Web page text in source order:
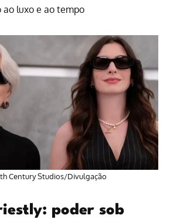
luxo e ao tempo
Century Studios/Divulgação
poder sob